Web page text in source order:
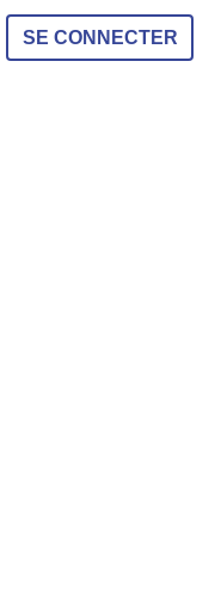
SE CONNECTER